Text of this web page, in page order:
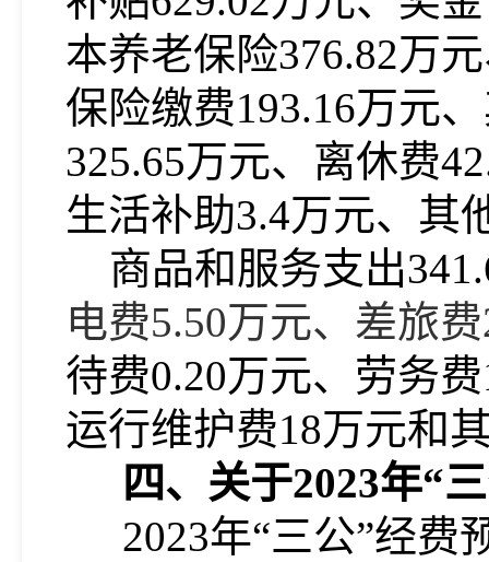
本养老保险376.82万
保险缴费193.16万元
325.65万元、离休费
生活补助3.4万元、其
商品和服务支出
电费5.50万元、差旅
待费0.20万元、劳务
运行维护费18万元和
四、关于2023年“
2023年“三公”经费